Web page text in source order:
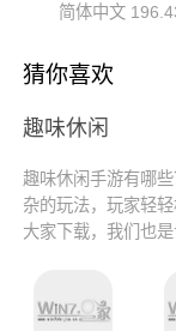
简体中文
猜你喜欢
趣味休闲
趣味休闲手游有哪
杂的玩法，玩家轻
大家下载，我们也